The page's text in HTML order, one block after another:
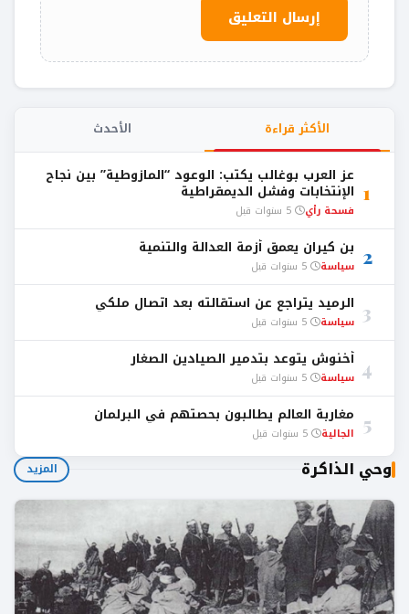
الأكثر قراءة الأحدث
1
عز العرب بوغالب يكتب: الوعود “المازوطية” بين نجاح
الإنتخابات وفشل الديمقراطية
فسحة رأي
2 بن كيران يعمق أزمة العدالة والتنمية
سياسة
3 الرميد يتراجع عن استقالته بعد اتصال ملكي
سياسة
4 أخنوش يتوعد بتدمير الصيادين الصغار
سياسة
5 مغاربة العالم يطالبون بحصتهم في البرلمان
الجالية
وحي الذاكرة المزيد